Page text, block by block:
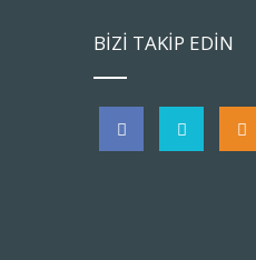
BİZİ TAKİP EDİN